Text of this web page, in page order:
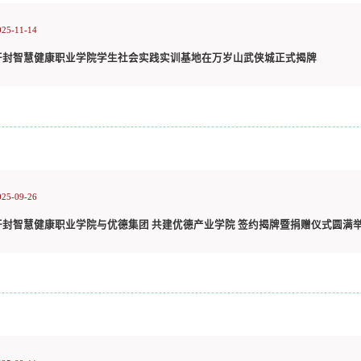
11-14
封智慧健康职业学院学生社会实践实训基地在万岁山武侠城正式揭牌
09-26
封智慧健康职业学院与优德集团 共建优德产业学院 签约揭牌暨捐赠仪式圆满